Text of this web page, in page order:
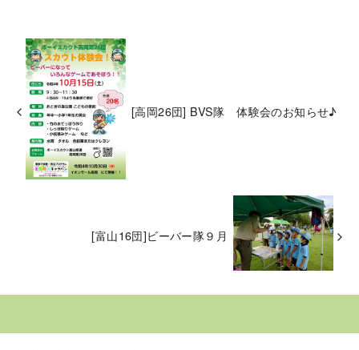
[高岡26団] BVS隊 体験会のお知らせ♪
[富山16団]ビーバー隊９月